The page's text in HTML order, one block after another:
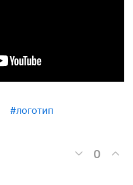
#логотип
0